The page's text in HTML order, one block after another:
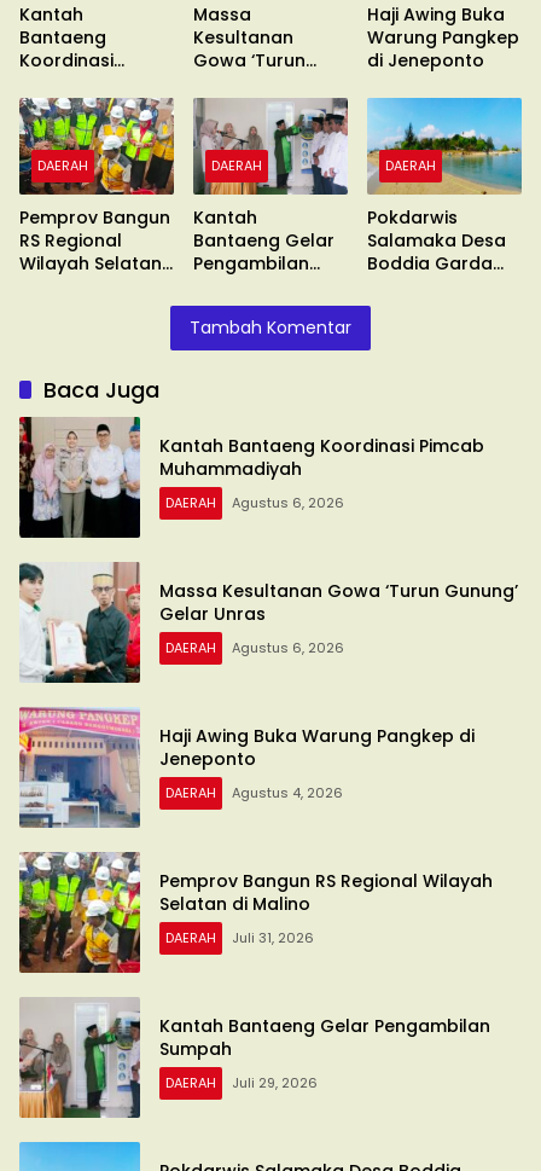
Kantah
Bantaeng
Koordinasi
Muhammadiyah
Massa
Kesultanan
Gowa ‘Turun
Unras
Haji Awing Buka
Warung Pangkep
di Jeneponto
DAERAH
Pemprov Bangun
RS Regional
Wilayah Selatan
DAERAH
Kantah
Bantaeng Gelar
Pengambilan
DAERAH
Pokdarwis
Salamaka Desa
Boddia Garda
Tambah Komentar
Baca Juga
Kantah Bantaeng Koordinasi Pimcab
Muhammadiyah
DAERAH Agustus 6, 2026
Massa Kesultanan Gowa ‘Turun Gunung’
Gelar Unras
DAERAH Agustus 6, 2026
Haji Awing Buka Warung Pangkep di
Jeneponto
DAERAH Agustus 4, 2026
Pemprov Bangun RS Regional Wilayah
Selatan di Malino
DAERAH Juli 31, 2026
Kantah Bantaeng Gelar Pengambilan
Sumpah
DAERAH Juli 29, 2026